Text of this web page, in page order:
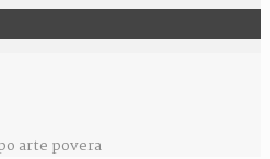
arte povera